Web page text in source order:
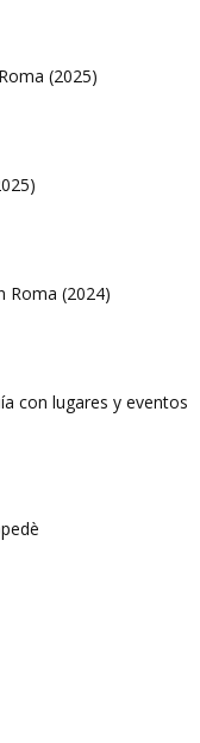
(2025)
Roma (2024)
con lugares y eventos